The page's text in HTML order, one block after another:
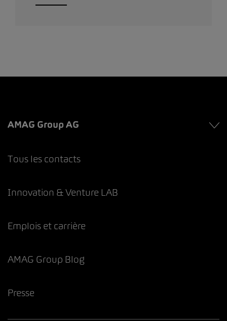
AMAG Group AG
Tous les contacts
Innovation & Venture LAB
Emplois et carrière
AMAG Group Blog
Presse